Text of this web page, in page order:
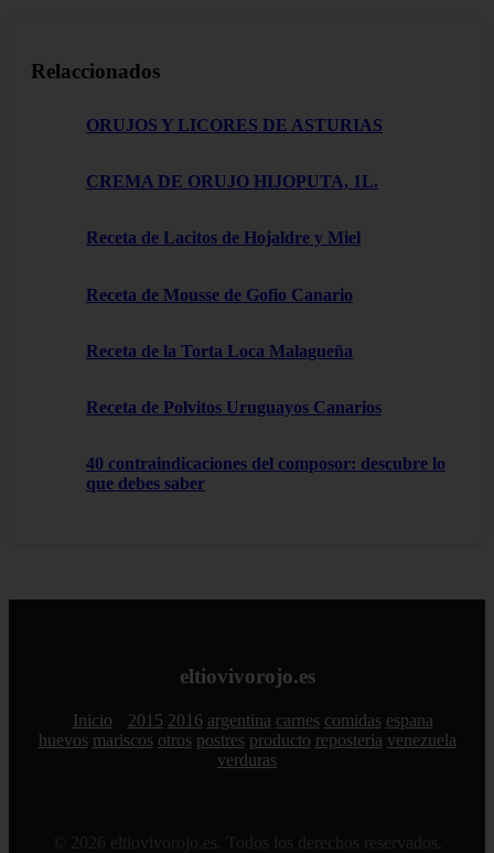
Relaccionados
ORUJOS Y LICORES DE ASTURIAS
CREMA DE ORUJO HIJOPUTA, 1L.
Receta de Lacitos de Hojaldre y Miel
Receta de Mousse de Gofio Canario
Receta de la Torta Loca Malagueña
Receta de Polvitos Uruguayos Canarios
40 contraindicaciones del composor: descubre lo
que debes saber
eltiovivorojo.es
Inicio 2015 2016 argentina carnes comidas espana
huevos mariscos otros postres producto reposteria venezuela
verduras
© 2026 eltiovivorojo.es. Todos los derechos reservados.